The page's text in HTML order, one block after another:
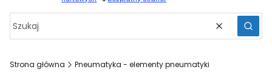
Wyczyść
Strona główna Pneumatyka - elementy pneumatyki